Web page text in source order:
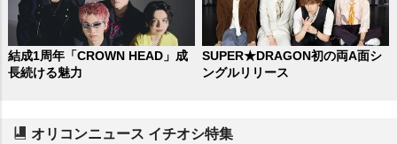
結成1周年「CROWN HEAD」成
長続ける魅力
SUPER★DRAGON初の両A面シ
ングルリリース
オリコンニュース イチオシ特集